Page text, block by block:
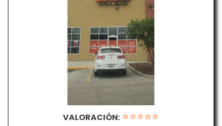
VALORACIÓN: ⭐⭐⭐⭐⭐